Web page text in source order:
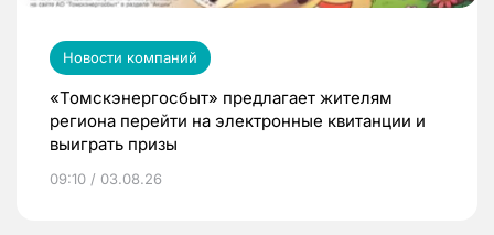
Новости компаний
«Томскэнергосбыт» предлагает жителям
региона перейти на электронные квитанции и
выиграть призы
09:10 / 03.08.26